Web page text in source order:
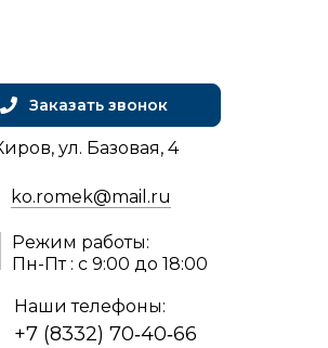
Наши телефоны:
+7 (8332) 70‑40‑66
ko.romek@mail.ru
Режим работы:
Пн-Пт : с 9:00 до 18:00
Заказать звонок
ул. Базовая, 4